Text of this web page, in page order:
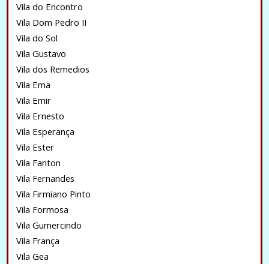
Vila do Encontro
Vila Dom Pedro II
Vila do Sol
Vila Gustavo
Vila dos Remedios
Vila Ema
Vila Emir
Vila Ernesto
Vila Esperança
Vila Ester
Vila Fanton
Vila Fernandes
Vila Firmiano Pinto
Vila Formosa
Vila Gumercindo
Vila França
Vila Gea